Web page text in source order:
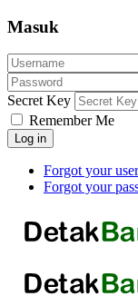
Masuk
Secret Key
Remember Me
Log in
Forgot your
Forgot your